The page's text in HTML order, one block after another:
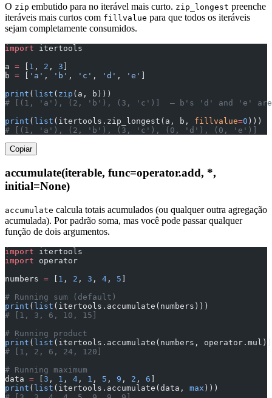
O zip embutido para no iterável mais curto. zip_longest preenche
iteráveis mais curtos com fillvalue para que todos os iteráveis
sejam completamente consumidos.
import itertools
a = [ 1 , 2 , 3 ]
b = [ 'a' , 'b' , 'c' , 'd' , 'e' ]
print ( list ( zip (a, b)))
# [(1, 'a'), (2, 'b'), (3, 'c')]  — b's 'd' and 'e'
print ( list (itertools.zip_longest(a, b, fillvalue=0 )))
# [(1, 'a'), (2, 'b'), (3, 'c'), (0, 'd'), (0, 'e')]
Copiar
accumulate(iterable, func=operator.add, *,
initial=None)
accumulate calcula totais acumulados (ou qualquer outra agregação
acumulada). Por padrão soma, mas você pode passar qualquer
função de dois argumentos.
import itertools
import operator
numbers = 1 , 2 , 3 , 4 , 5
# Running sum (default)
print ( list (itertools.accumulate(numbers)))
# [1, 3, 6, 10, 15]
# Running product
print ( list (itertools.accumulate(numbers,
# [1, 2, 6, 24, 120]
# Running maximum
data = 3 , 1 , 4 , 1 , 5 , 9 , 2 , 6
print ( list (itertools.accumulate(data, max )))